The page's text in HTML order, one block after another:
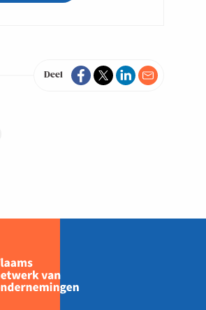
Deel